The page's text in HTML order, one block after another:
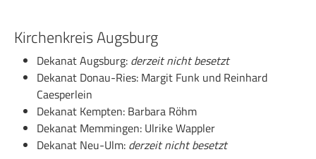
Kirchenkreis Augsburg
Dekanat Augsburg: derzeit nicht besetzt
Dekanat Donau-Ries: Margit Funk und Reinhard
Caesperlein
Dekanat Kempten: Barbara Röhm
Dekanat Memmingen: Ulrike Wappler
Dekanat Neu-Ulm: derzeit nicht besetzt